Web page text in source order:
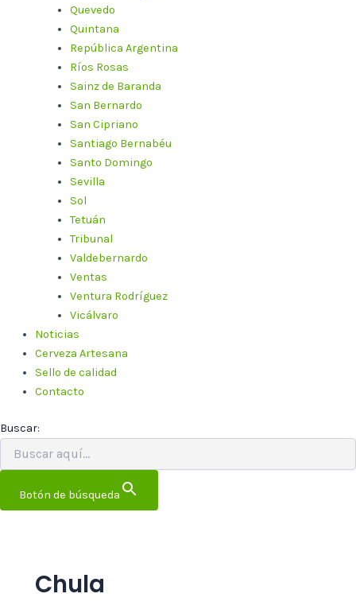
Quevedo
Quintana
República Argentina
Ríos Rosas
Sainz de Baranda
San Bernardo
San Cipriano
Santiago Bernabéu
Santo Domingo
Sevilla
Sol
Tetuán
Tribunal
Valdebernardo
Ventas
Ventura Rodríguez
Vicálvaro
Noticias
Cerveza Artesana
Sello de calidad
Contacto
Buscar:
Botón de búsqueda
Chula